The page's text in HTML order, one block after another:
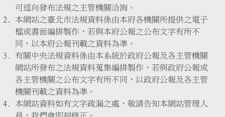
可逕向發布法規之主管機關洽詢。
本網站之臺北市法規資料係由本府各機關所提供之電子
檔或書面編排製作，若與本府公報之公布文字有所不
同，以本府公報刊載之資料為準。
有關中央法規資料係由本系統於政府公報及各主管機關
網站所發布之法規資料蒐集編排製作，若與政府公報或
各主管機關之公布文字有所不同，以政府公報及各主管
機關刊載之資料為準。
本網站資料如有文字疏漏之處，敬請告知本網站管理人
員，我們會即刻修正。